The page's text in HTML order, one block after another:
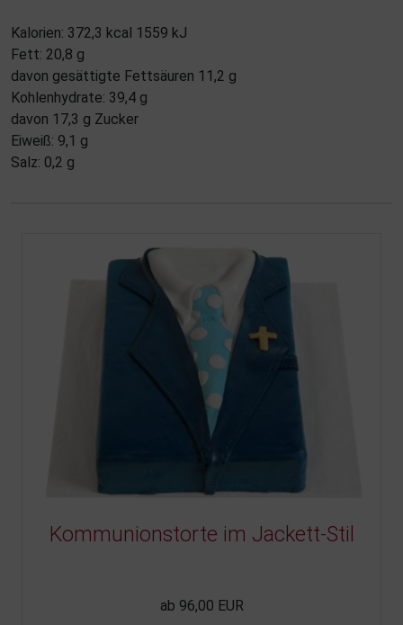
Kalorien: 372,3 kcal 1559 kJ
Fett: 20,8 g
davon gesättigte Fettsäuren 11,2 g
Kohlenhydrate: 39,4 g
davon 17,3 g Zucker
Eiweiß: 9,1 g
Salz: 0,2 g
Kommunionstorte im Jackett-Stil
ab 96,00 EUR